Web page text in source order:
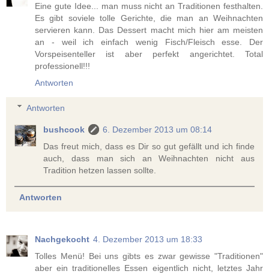
Eine gute Idee... man muss nicht an Traditionen festhalten.
Es gibt soviele tolle Gerichte, die man an Weihnachten
servieren kann. Das Dessert macht mich hier am meisten
an - weil ich einfach wenig Fisch/Fleisch esse. Der
Vorspeisenteller ist aber perfekt angerichtet. Total
professionell!!!
Antworten
Antworten
bushcook
6. Dezember 2013 um 08:14
Das freut mich, dass es Dir so gut gefällt und ich finde
auch, dass man sich an Weihnachten nicht aus
Tradition hetzen lassen sollte.
Antworten
Nachgekocht 4. Dezember 2013 um 18:33
Tolles Menü! Bei uns gibts es zwar gewisse "Traditionen"
aber ein traditionelles Essen eigentlich nicht, letztes Jahr